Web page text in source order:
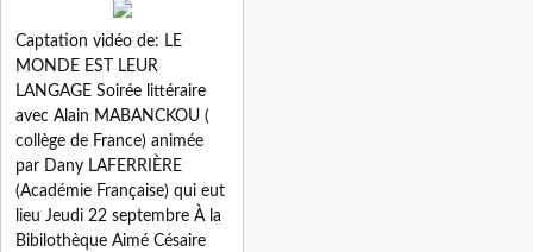
Captation vidéo de: LE
MONDE EST LEUR
LANGAGE Soirée littéraire
avec Alain MABANCKOU (
collège de France) animée
par Dany LAFERRIÈRE
(Académie Française) qui eut
lieu Jeudi 22 septembre À la
Bibilothèque Aimé Césaire